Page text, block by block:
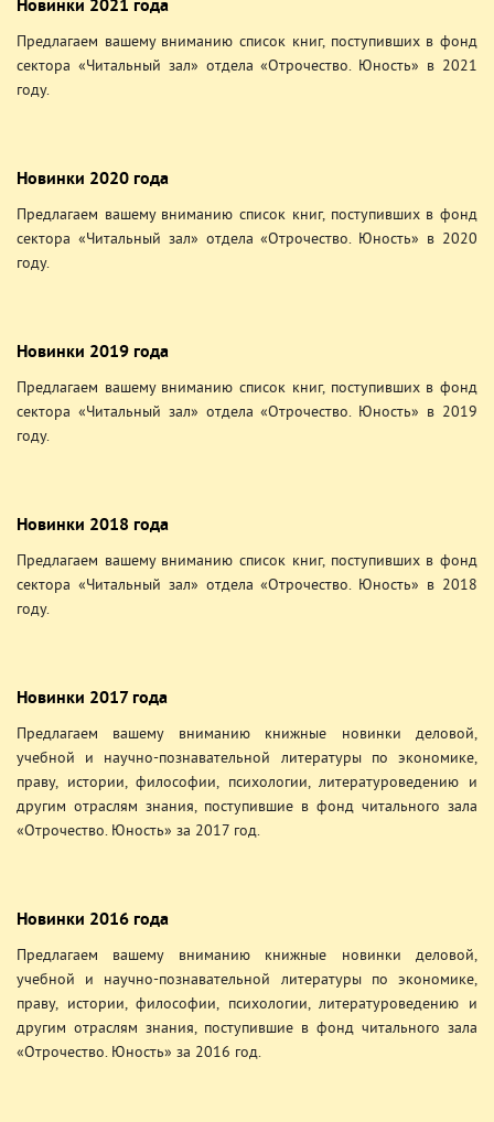
Новинки 2021 года
Предлагаем вашему вниманию список книг, поступивших в фонд
сектора «Читальный зал» отдела «Отрочество. Юность» в 2021
году.
Новинки 2020 года
Предлагаем вашему вниманию список книг, поступивших в фонд
сектора «Читальный зал» отдела «Отрочество. Юность» в 2020
году.
Новинки 2019 года
Предлагаем вашему вниманию список книг, поступивших в фонд
сектора «Читальный зал» отдела «Отрочество. Юность» в 2019
году.
Новинки 2018 года
Предлагаем вашему вниманию список книг, поступивших в фонд
сектора «Читальный зал» отдела «Отрочество. Юность» в 2018
году.
Новинки 2017 года
Предлагаем вашему вниманию книжные новинки деловой,
учебной и научно-познавательной литературы по экономике,
праву, истории, философии, психологии, литературоведению и
другим отраслям знания, поступившие в фонд читального зала
«Отрочество. Юность» за 2017 год.
Новинки 2016 года
Предлагаем вашему вниманию книжные новинки деловой,
учебной и научно-познавательной литературы по экономике,
праву, истории, философии, психологии, литературоведению и
другим отраслям знания, поступившие в фонд читального зала
«Отрочество. Юность» за 2016 год.